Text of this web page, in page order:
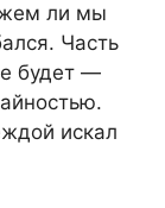
ли мы
Часть
будет —
искал